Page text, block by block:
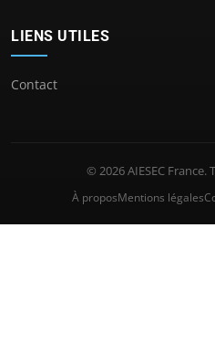
LIENS UTILES
Contact
© 2026 AIESEC
À proposMentions légales